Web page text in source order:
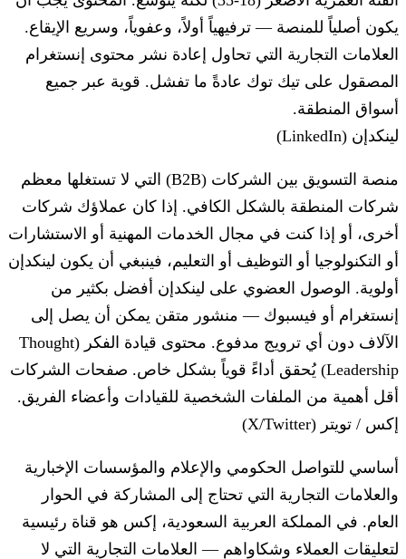
يكون أصلياً للمنصة — ترفيهياً أولاً، وعفوياً، وسريع الإيقاع.
العلامات التجارية التي تحاول إعادة نشر محتوى إنستغرام
المصقول على تيك توك عادةً ما تفشل. قوية عبر جميع
أسواق المنطقة.
لينكدإن (LinkedIn)
منصة التسويق بين الشركات (B2B) التي لا تستغلها معظم
شركات المنطقة بالشكل الكافي. إذا كان عملاؤك شركات
أخرى، أو إذا كنت في مجال الخدمات المهنية أو الاستشارات
أو التكنولوجيا أو التوظيف أو التعليم، فينبغي أن يكون لينكدإن
أولوية. الوصول العضوي على لينكدإن أفضل بكثير من
إنستغرام أو فيسبوك — منشور متقن يمكن أن يصل إلى
الآلاف دون أي ترويج مدفوع. محتوى قيادة الفكر (Thought
Leadership) يُحقق أداءً قوياً بشكل خاص. صفحات الشركات
أقل أهمية من الملفات الشخصية للقيادات وأعضاء الفريق.
إكس / تويتر (X/Twitter)
أساسي للتواصل الحكومي والإعلام والمؤسسات الإخبارية
والعلامات التجارية التي تحتاج إلى المشاركة في الحوار
العام. في المملكة العربية السعودية، إكس هو قناة رئيسية
لتعليقات العملاء وشكاواهم — العلامات التجارية التي لا